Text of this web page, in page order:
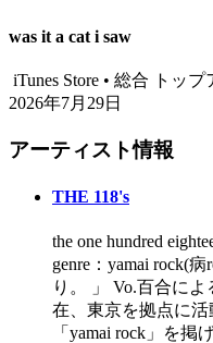
was it a cat i saw
iTunes Store • 総合 トッ
2026年7月29日
アーティスト情報
THE 118's
the one hundred
genre：yamai rock(
り。 」 Vo.百合に
在、東京を拠点に
「yamai rock」を